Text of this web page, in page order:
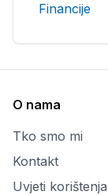
Financije
O nama
Tko smo mi
Kontakt
Uvjeti korištenja